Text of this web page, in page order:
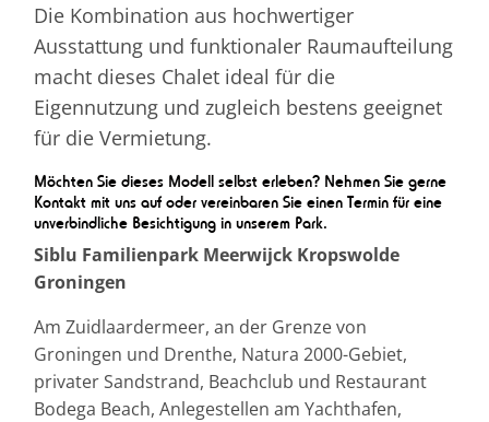
Die Kombination aus hochwertiger
Ausstattung und funktionaler Raumaufteilung
macht dieses Chalet ideal für die
Eigennutzung und zugleich bestens geeignet
für die Vermietung.
Möchten Sie dieses Modell selbst erleben? Nehmen Sie gerne
Kontakt mit uns auf oder vereinbaren Sie einen Termin für eine
unverbindliche Besichtigung in unserem Park.
Siblu Familienpark Meerwijck Kropswolde
Groningen
Am Zuidlaardermeer, an der Grenze von
Groningen und Drenthe, Natura 2000-Gebiet,
privater Sandstrand, Beachclub und Restaurant
Bodega Beach, Anlegestellen am Yachthafen,